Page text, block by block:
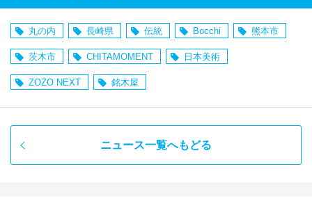
丸の内 長崎県 伝統 Bocchi 熊本市
茨木市 CHITAMOMENT 日本美術
ZOZO NEXT 銘木屋
ニュース一覧へもどる